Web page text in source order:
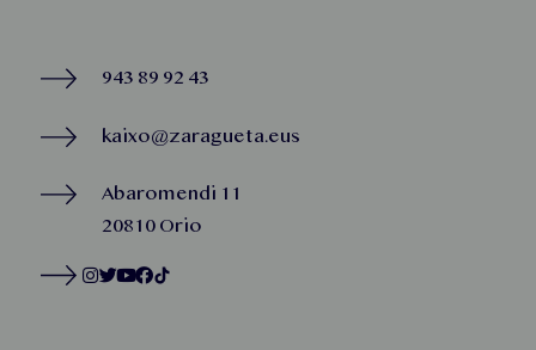
943 89 92 43
kaixo@zaragueta.eus
Abaromendi 11
20810 Orio